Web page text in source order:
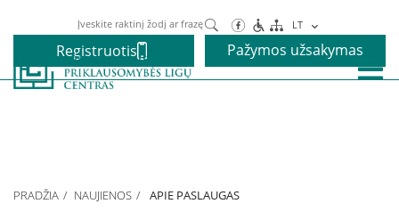
Paieška LT
Registruotis Pažymos užsakymas
PRADŽIA NAUJIENOS APIE PASLAUGAS